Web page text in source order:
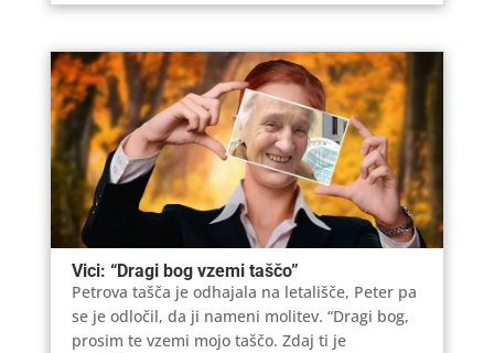
Vici: “Dragi bog vzemi taščo”
Petrova tašča je odhajala na letališče, Peter pa
se je odločil, da ji nameni molitev. “Dragi bog,
prosim te vzemi mojo taščo. Zdaj ti je